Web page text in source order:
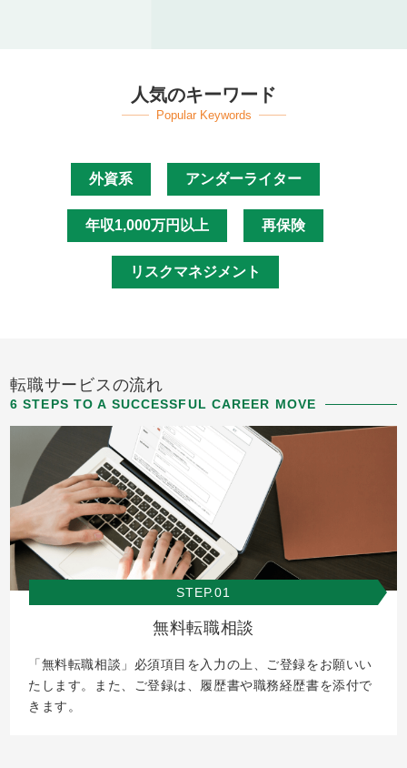
人気のキーワード
Popular Keywords
外資系 アンダーライター
年収1,000万円以上 再保険
リスクマネジメント
転職サービスの流れ
6 STEPS TO A SUCCESSFUL CAREER MOVE
STEP.01
無料転職相談
「無料転職相談」必須項目を入力の上、ご登録をお願いい
たします。また、ご登録は、履歴書や職務経歴書を添付で
きます。